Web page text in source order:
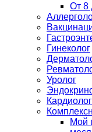
От 8
Гинеколог
Уролог
Кардиолог
Мой